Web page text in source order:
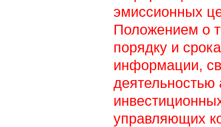
эмиссионных
Положением о
порядку и
информации,
управляющих